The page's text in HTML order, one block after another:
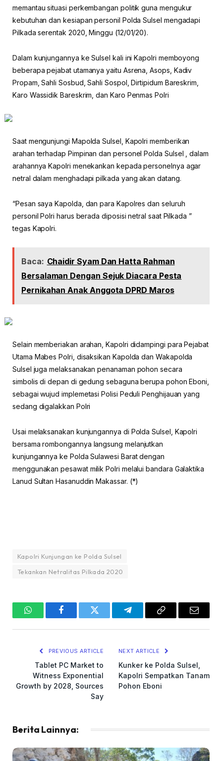
memantau situasi perkembangan politik guna mengukur
kebutuhan dan kesiapan personil Polda Sulsel mengadapi
Pilkada serentak 2020, Minggu (12/01/20).
Dalam kunjungannya ke Sulsel kali ini Kapolri memboyong
beberapa pejabat utamanya yaitu Asrena, Asops, Kadiv
Propam, Sahli Sosbud, Sahli Sospol, Dirtipidum Bareskrim,
Karo Wassidik Bareskrim, dan Karo Penmas Polri
Saat mengunjungi Mapolda Sulsel, Kapolri memberikan
arahan terhadap Pimpinan dan personel Polda Sulsel , dalam
arahannya Kapolri menekankan kepada personelnya agar
netral dalam menghadapi pilkada yang akan datang.
“Pesan saya Kapolda, dan para Kapolres dan seluruh
personil Polri harus berada diposisi netral saat Pilkada ”
tegas Kapolri.
Baca: Chaidir Syam Dan Hatta Rahman
Bersalaman Dengan Sejuk Diacara Pesta
Pernikahan Anak Anggota DPRD Maros
Selain memberiakan arahan, Kapolri didampingi para Pejabat
Utama Mabes Polri, disaksikan Kapolda dan Wakapolda
Sulsel juga melaksanakan penanaman pohon secara
simbolis di depan di gedung sebaguna berupa pohon Eboni,
sebagai wujud implemetasi Polisi Peduli Penghijauan yang
sedang digalakkan Polri
Usai melaksanakan kunjungannya di Polda Sulsel, Kapolri
bersama rombongannya langsung melanjutkan
kunjungannya ke Polda Sulawesi Barat dengan
menggunakan pesawat milik Polri melalui bandara Galaktika
Lanud Sultan Hasanuddin Makassar. (*)
Kapolri Kunjungan ke Polda Sulsel
Tekankan Netralitas Pilkada 2020
WhatsAppFacebookTwitter TelegramCopy
Email
PREVIOUS ARTICLE
Tablet PC Market to
Witness Exponential
Growth by 2028, Sources
Say
NEXT ARTICLE
Kunker ke Polda Sulsel,
Kapolri Sempatkan Tanam
Pohon Eboni
Berita Lainnya: